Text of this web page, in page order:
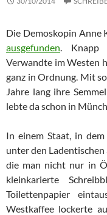
Die Demoskopin Anne
aus­ge­fun­den. Knapp
Verwandte im Wes­ten
ganz in Ordnung. Mit
Jahre lang ihre
lebte da schon in
In einem Staat, in
unter den
die man nicht nur in
kleinkarierte
Toilettenpapier
Westkaffee lockerte